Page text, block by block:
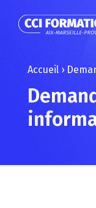
Accueil›